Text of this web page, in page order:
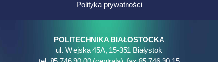
Polityka prywatności
POLITECHNIKA BIAŁOSTOCKA
ul. Wiejska 45A, 15-351 Białystok